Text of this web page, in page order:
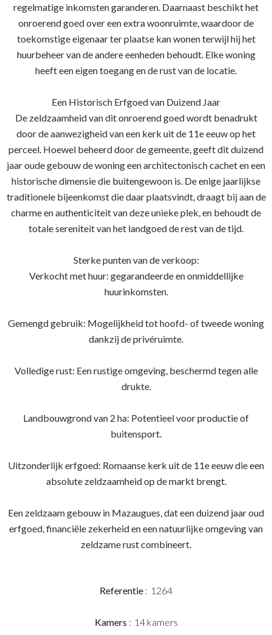
regelmatige inkomsten garanderen. Daarnaast beschikt het
onroerend goed over een extra woonruimte, waardoor de
toekomstige eigenaar ter plaatse kan wonen terwijl hij het
huurbeheer van de andere eenheden behoudt. Elke woning
heeft een eigen toegang en de rust van de locatie.
Een Historisch Erfgoed van Duizend Jaar
De zeldzaamheid van dit onroerend goed wordt benadrukt
door de aanwezigheid van een kerk uit de 11e eeuw op het
perceel. Hoewel beheerd door de gemeente, geeft dit duizend
jaar oude gebouw de woning een architectonisch cachet en een
historische dimensie die buitengewoon is. De enige jaarlijkse
traditionele bijeenkomst die daar plaatsvindt, draagt bij aan de
charme en authenticiteit van deze unieke plek, en behoudt de
totale sereniteit van het landgoed de rest van de tijd.
Sterke punten van de verkoop:
Verkocht met huur: gegarandeerde en onmiddellijke
huurinkomsten.
Gemengd gebruik: Mogelijkheid tot hoofd- of tweede woning
dankzij de privéruimte.
Volledige rust: Een rustige omgeving, beschermd tegen alle
drukte.
Landbouwgrond van 2 ha: Potentieel voor productie of
buitensport.
Uitzonderlijk erfgoed: Romaanse kerk uit de 11e eeuw die een
absolute zeldzaamheid op de markt brengt.
Een zeldzaam gebouw in Mazaugues, dat een duizend jaar oud
erfgoed, financiële zekerheid en een natuurlijke omgeving van
zeldzame rust combineert.
Referentie 1264
Kamers 14 kamers